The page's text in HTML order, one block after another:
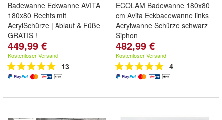
Badewanne Eckwanne AVITA
180x80 Rechts mit
AcrylSchürze | Ablauf & Füße
GRATIS !
449,99 €
Kostenloser Versand
13
ECOLAM Badewanne 180x80
cm Avita Eckbadewanne links
Acrylwanne Schürze schwarz
Siphon
482,99 €
Kostenloser Versand
4